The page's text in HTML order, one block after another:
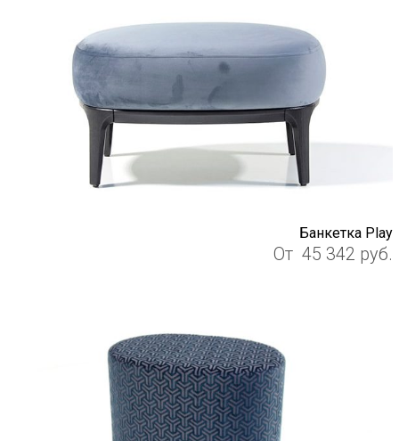
Банкетка Play
От 45 342 руб.